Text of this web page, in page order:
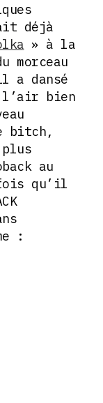
déjà
» à la
morceau
a dansé
l’air bien
bitch,
au
qu’il
: